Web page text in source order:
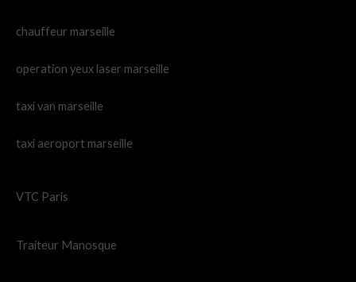
chauffeur marseille
operation yeux laser marseille
taxi van marseille
taxi aeroport marseille
VTC Paris
Traiteur Manosque